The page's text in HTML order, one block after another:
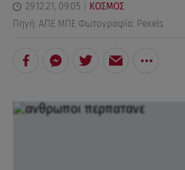
29.12.21, 09:05
ΚΟΣΜΟΣ
Πηγή: ΑΠΕ ΜΠΕ Φωτογραφία: Pexels